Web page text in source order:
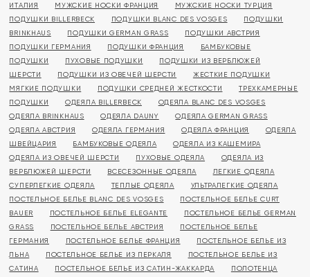
ИТАЛИЯ
МУЖСКИЕ НОСКИ ФРАНЦИЯ
МУЖСКИЕ НОСКИ ТУРЦИЯ
ПОДУШКИ BILLERBECK
ПОДУШКИ BLANC DES VOSGES
ПОДУШКИ
BRINKHAUS
ПОДУШКИ GERMAN GRASS
ПОДУШКИ АВСТРИЯ
ПОДУШКИ ГЕРМАНИЯ
ПОДУШКИ ФРАНЦИЯ
БАМБУКОВЫЕ
ПОДУШКИ
ПУХОВЫЕ ПОДУШКИ
ПОДУШКИ ИЗ ВЕРБЛЮЖЕЙ
ШЕРСТИ
ПОДУШКИ ИЗ ОВЕЧЕЙ ШЕРСТИ
ЖЕСТКИЕ ПОДУШКИ
МЯГКИЕ ПОДУШКИ
ПОДУШКИ СРЕДНЕЙ ЖЕСТКОСТИ
ТРЕХКАМЕРНЫЕ
ПОДУШКИ
ОДЕЯЛА BILLERBECK
ОДЕЯЛА BLANC DES VOSGES
ОДЕЯЛА BRINKHAUS
ОДЕЯЛА DAUNY
ОДЕЯЛА GERMAN GRASS
ОДЕЯЛА АВСТРИЯ
ОДЕЯЛА ГЕРМАНИЯ ОДЕЯЛА ФРАНЦИЯ
ОДЕЯЛА
ШВЕЙЦАРИЯ
БАМБУКОВЫЕ ОДЕЯЛА
ОДЕЯЛА ИЗ КАШЕМИРА
ОДЕЯЛА ИЗ ОВЕЧЕЙ ШЕРСТИ
ПУХОВЫЕ ОДЕЯЛА
ОДЕЯЛА ИЗ
ВЕРБЛЮЖЕЙ ШЕРСТИ
ВСЕСЕЗОННЫЕ ОДЕЯЛА
ЛЕГКИЕ ОДЕЯЛА
СУПЕРЛЕГКИЕ ОДЕЯЛА
ТЕПЛЫЕ ОДЕЯЛА
УЛЬТРАЛЕГКИЕ ОДЕЯЛА
ПОСТЕЛЬНОЕ БЕЛЬЕ BLANC DES VOSGES
ПОСТЕЛЬНОЕ БЕЛЬЕ CURT
BAUER
ПОСТЕЛЬНОЕ БЕЛЬЕ ELEGANTE
ПОСТЕЛЬНОЕ БЕЛЬЕ GERMAN
GRASS
ПОСТЕЛЬНОЕ БЕЛЬЕ АВСТРИЯ
ПОСТЕЛЬНОЕ БЕЛЬЕ
ГЕРМАНИЯ
ПОСТЕЛЬНОЕ БЕЛЬЕ ФРАНЦИЯ
ПОСТЕЛЬНОЕ БЕЛЬЕ ИЗ
ЛЬНА
ПОСТЕЛЬНОЕ БЕЛЬЕ ИЗ ПЕРКАЛЯ
ПОСТЕЛЬНОЕ БЕЛЬЕ ИЗ
САТИНА
ПОСТЕЛЬНОЕ БЕЛЬЕ ИЗ САТИН-ЖАККАРДА
ПОЛОТЕНЦА